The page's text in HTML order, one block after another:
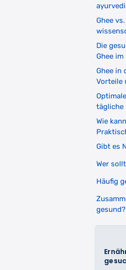
Ghee
Die
Ghee im
Ghee in
Vorteile
tägliche
Wie
Gibt es
Wer
Häufig
gesund?